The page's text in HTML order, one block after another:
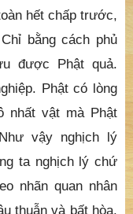
hết chấp trước,
bằng cách phủ
được Phật quả.
Phật có lòng
nhất vật mà Phật
vậy nghịch lý
ta nghịch lý chứ
nhãn quan nhân
thuẫn và bất hòa.